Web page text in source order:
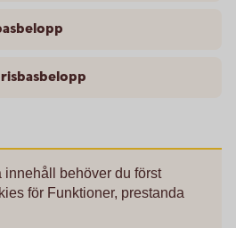
innehåll behöver du först
för Funktioner, prestanda